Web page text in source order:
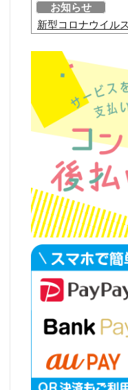
お知らせ
新型コロナウイル